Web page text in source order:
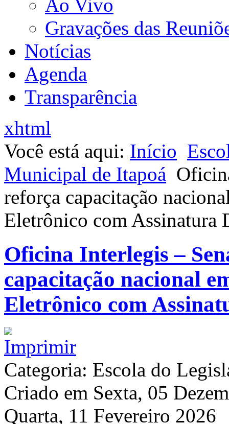
Ao Vivo
Gravações das
Notícias
Agenda
Transparência
xhtml
Você está aqui: Início
Municipal de Itapoá
reforça capacitação
Eletrônico com
Oficina Interlegis –
capacitação nacional
Eletrônico com
Categoria: Escola do
Criado em Sexta, 05
Quarta, 11 Fevereiro 2026